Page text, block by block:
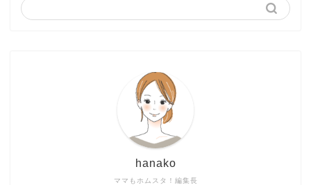
ママもホムスタ！編集長
hanako